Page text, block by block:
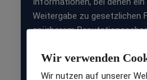
Weitergabe zu gesetzlichen
spürbarem
Zielgruppe:
Wir verwenden
Wir nutzen auf unserer